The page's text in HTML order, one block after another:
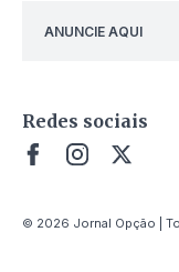
ANUNCIE AQUI
Redes sociais
© 2026 Jornal Opção |